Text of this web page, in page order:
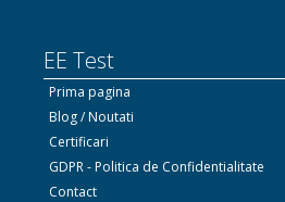
EE Test
Prima pagina
Blog / Noutati
Certificari
GDPR - Politica de Confidentialitate
Contact